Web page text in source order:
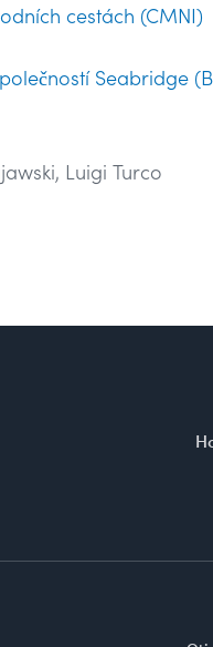
cestách (CMNI)
Seabridge
Luigi Turco